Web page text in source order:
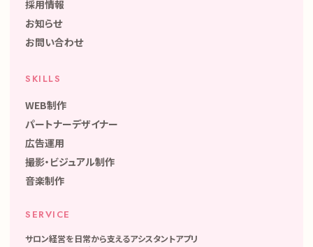
採用情報
お知らせ
お問い合わせ
SKILLS
WEB制作
パートナーデザイナー
広告運用
撮影・ビジュアル制作
音楽制作
SERVICE
サロン経営を日常から支えるアシスタントアプリ